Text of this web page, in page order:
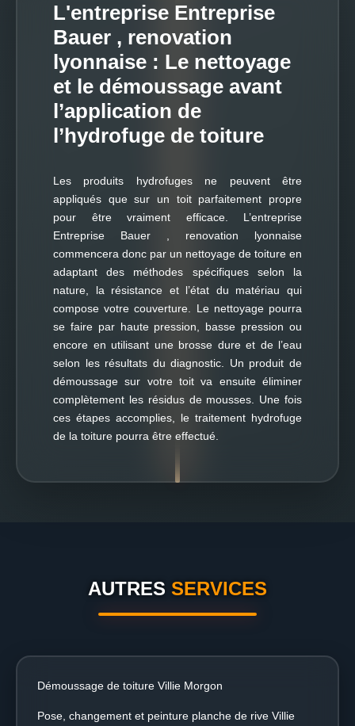
L'entreprise Entreprise
Bauer , renovation
lyonnaise : Le nettoyage
et le démoussage avant
l’application de
l’hydrofuge de toiture
Les produits hydrofuges ne peuvent être
appliqués que sur un toit parfaitement propre
pour être vraiment efficace. L’entreprise
Entreprise Bauer , renovation lyonnaise
commencera donc par un nettoyage de toiture en
adaptant des méthodes spécifiques selon la
nature, la résistance et l’état du matériau qui
compose votre couverture. Le nettoyage pourra
se faire par haute pression, basse pression ou
encore en utilisant une brosse dure et de l’eau
selon les résultats du diagnostic. Un produit de
démoussage sur votre toit va ensuite éliminer
complètement les résidus de mousses. Une fois
ces étapes accomplies, le traitement hydrofuge
de la toiture pourra être effectué.
AUTRES SERVICES
Démoussage de toiture Villie Morgon
Pose, changement et peinture planche de rive Villie